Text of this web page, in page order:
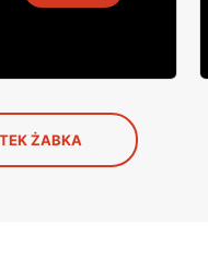
18 sie 2026
ŻABKA